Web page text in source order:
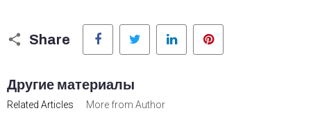
Share
Facebook Twitter LinkedIn
Другие материалы
Related Articles More from Author